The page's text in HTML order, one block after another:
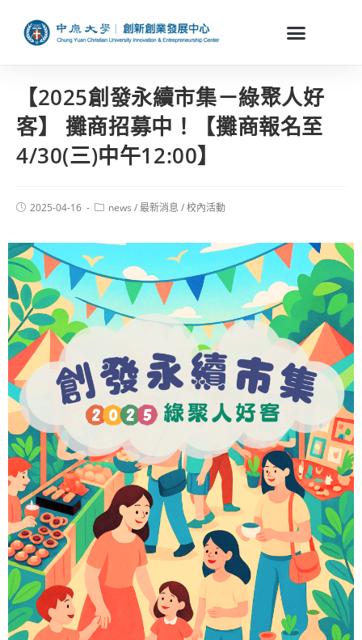
【2025創發永續市集－綠聚人好
客】 攤商招募中！【攤商報名至
4/30(三)中午12:00】
2025-04-16 news /最新消息 /校內活動